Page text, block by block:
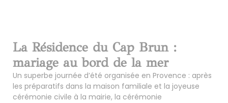
La Résidence du Cap Brun :
mariage au bord de la mer
Un superbe journée d’été organisée en Provence : après
les préparatifs dans la maison familiale et la joyeuse
cérémonie civile à la mairie, la cérémonie